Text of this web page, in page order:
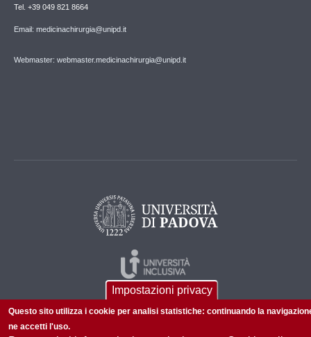
Tel. +39 049 821 8664
Email: medicinachirurgia@unipd.it
Webmaster: webmaster.medicinachirurgia@unipd.it
Impostazioni privacy
Questo sito utilizza i cookie per analisi statistiche: continuando la
ne accetti l'uso.